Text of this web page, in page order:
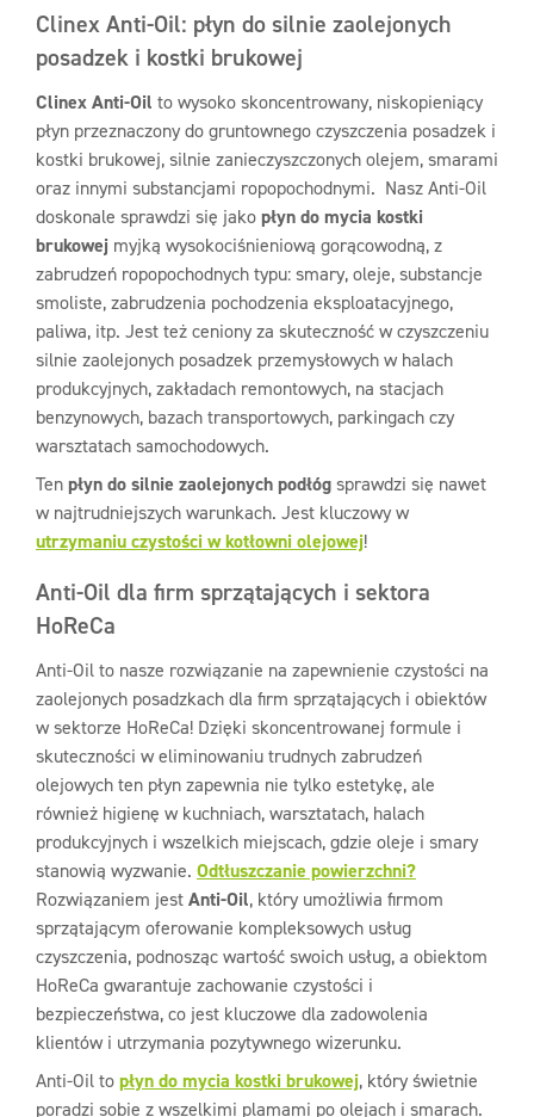
Clinex Anti-Oil: płyn do silnie zaolejonych
posadzek i kostki brukowej
Clinex Anti-Oil to wysoko skoncentrowany, niskopieniący
płyn przeznaczony do gruntownego czyszczenia posadzek i
kostki brukowej, silnie zanieczyszczonych olejem, smarami
oraz innymi substancjami ropopochodnymi. Nasz Anti-Oil
doskonale sprawdzi się jakopłyn do mycia kostki
brukowej myjką wysokociśnieniową gorącowodną, z
zabrudzeń ropopochodnych typu: smary, oleje, substancje
smoliste, zabrudzenia pochodzenia eksploatacyjnego,
paliwa, itp. Jest też ceniony za skuteczność w czyszczeniu
silnie zaolejonych posadzek przemysłowych w halach
produkcyjnych, zakładach remontowych, na stacjach
benzynowych, bazach transportowych, parkingach czy
warsztatach samochodowych.
Tenpłyn do silnie zaolejonych podłógsprawdzi się nawet
w najtrudniejszych warunkach. Jest kluczowy w
utrzymaniu czystości w kotłowni olejowej!
Anti-Oil dla firm sprzątających i sektora
HoReCa
Anti-Oil to nasze rozwiązanie na zapewnienie czystości na
zaolejonych posadzkach dla firm sprzątających i obiektów
w sektorze HoReCa! Dzięki skoncentrowanej formule i
skuteczności w eliminowaniu trudnych zabrudzeń
olejowych ten płyn zapewnia nie tylko estetykę, ale
również higienę w kuchniach, warsztatach, halach
produkcyjnych i wszelkich miejscach, gdzie oleje i smary
stanowią wyzwanie. Odtłuszczanie powierzchni?
Rozwiązaniem jestAnti-Oil, który umożliwia firmom
sprzątającym oferowanie kompleksowych usług
czyszczenia, podnosząc wartość swoich usług, a obiektom
HoReCa gwarantuje zachowanie czystości i
bezpieczeństwa, co jest kluczowe dla zadowolenia
klientów i utrzymania pozytywnego wizerunku.
Anti-Oil topłyn do mycia kostki brukowej, który świetnie
poradzi sobie z wszelkimi plamami po olejach i smarach.